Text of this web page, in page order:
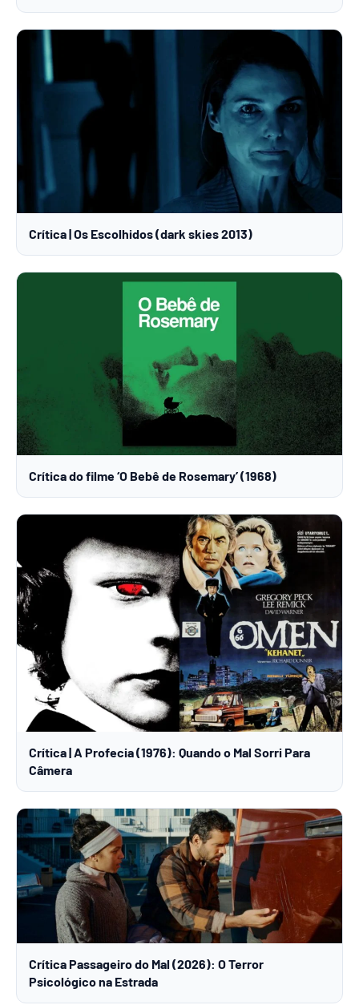
Crítica | Os Escolhidos (dark skies 2013)
Crítica do filme ‘O Bebê de Rosemary’ (1968)
Crítica | A Profecia (1976): Quando o Mal Sorri Para
Câmera
Crítica Passageiro do Mal (2026): O Terror
Psicológico na Estrada